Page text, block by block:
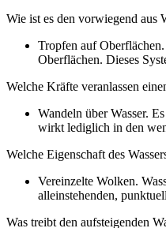
Wie ist es den vorwiegend aus
Tropfen auf
Oberflächen. Dieses
Welche Kräfte veranlassen
Wandeln über Wasser.
wirkt lediglich in den
Welche Eigenschaft des
Vereinzelte Wolken.
alleinstehenden,
Was treibt den aufsteigenden